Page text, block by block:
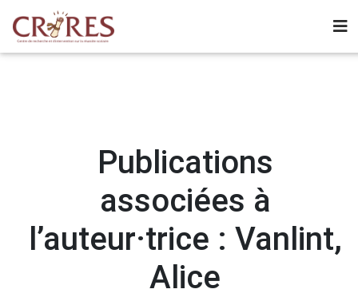
Publications
associées à
l’auteur·trice : Vanlint,
Alice